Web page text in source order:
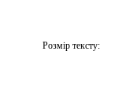
Розмір тексту: